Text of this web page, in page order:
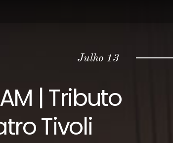
Julho 13
| Tributo
Tivoli